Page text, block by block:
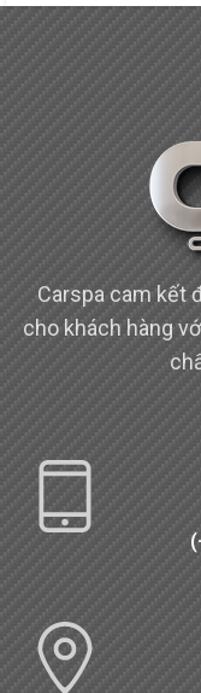
sơn xe hơi hoàn
Carspa cam kết
cho khách hàng